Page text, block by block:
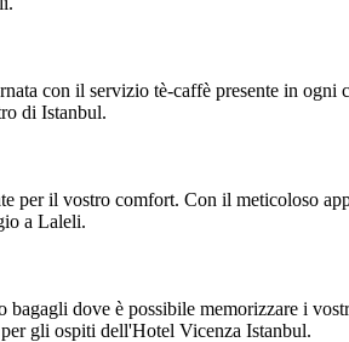
con il servizio tè-caffè presente in
di Istanbul.
per il vostro comfort. Con il meticoloso
a Laleli.
dove è possibile memorizzare i
gli ospiti dell'Hotel Vicenza Istanbul.